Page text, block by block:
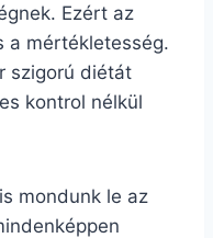
Ezért az
a mértékletesség.
szigorú diétát
kontrol nélkül
mondunk le az